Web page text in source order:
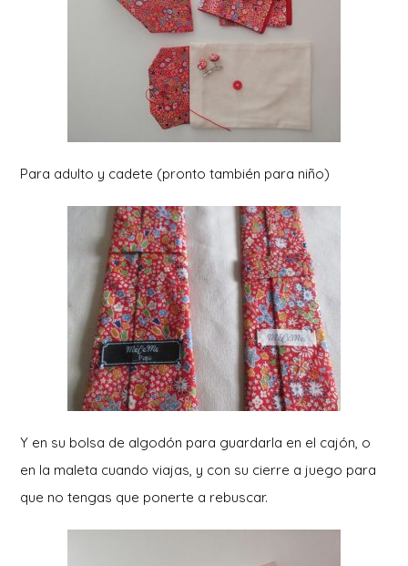
Para adulto y cadete (pronto también para niño)
Y en su bolsa de algodón para guardarla en el cajón, o
en la maleta cuando viajas, y con su cierre a juego para
que no tengas que ponerte a rebuscar.